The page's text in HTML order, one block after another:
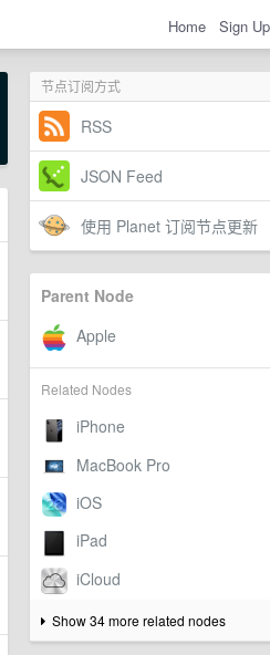
Home Sign Up
节点订阅方式
RSS
JSON Feed
使用 Planet 订阅节点更新
Parent Node
Related Nodes
Show 34 more related nodes